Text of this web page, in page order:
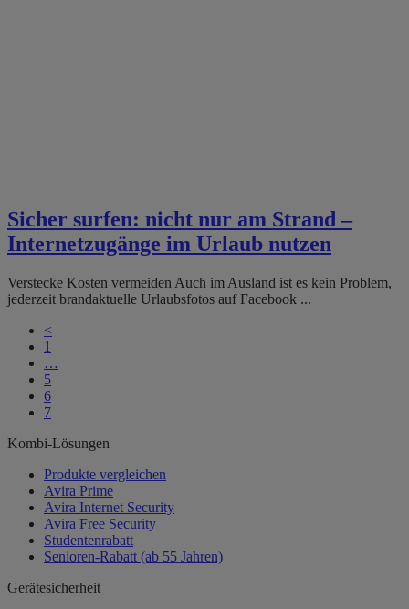
Sicher surfen: nicht nur am Strand –
Internetzugänge im Urlaub nutzen
Verstecke Kosten vermeiden Auch im Ausland ist es kein Problem,
jederzeit brandaktuelle Urlaubsfotos auf Facebook ...
<
1
…
5
6
7
Kombi-Lösungen
Produkte vergleichen
Avira Prime
Avira Internet Security
Avira Free Security
Studentenrabatt
Senioren-Rabatt (ab 55 Jahren)
Gerätesicherheit